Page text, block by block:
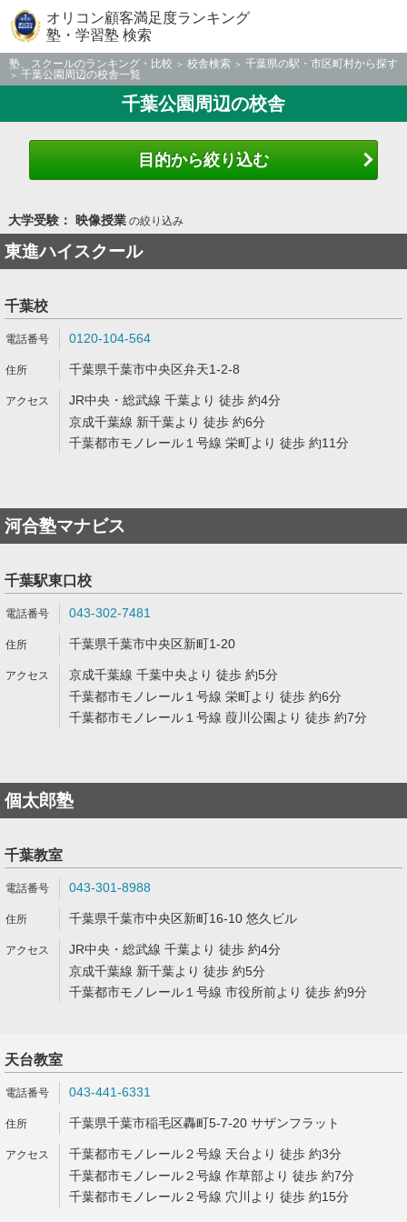
オリコン顧客満足度ランキング
塾・学習塾 検索
塾、スクールのランキング・比較 校舎検索
千葉県の駅・市区町村から探す
千葉公園周辺の校舎一覧
千葉公園周辺の校舎
目的から絞り込む
大学受験： 映像授業の絞り込み
東進ハイスクール
千葉校
0120-104-564
千葉県千葉市中央区弁天1-2-8
JR中央・総武線 千葉より 徒歩 約4分
京成千葉線 新千葉より 徒歩 約6分
千葉都市モノレール１号線 栄町より 徒歩 約11分
河合塾マナビス
千葉駅東口校
043-302-7481
千葉県千葉市中央区新町1-20
京成千葉線 千葉中央より 徒歩 約5分
千葉都市モノレール１号線 栄町より 徒歩 約6分
千葉都市モノレール１号線 葭川公園より 徒歩 約7分
個太郎塾
千葉教室
043-301-8988
千葉県千葉市中央区新町16-10 悠久ビル
JR中央・総武線 千葉より 徒歩 約4分
京成千葉線 新千葉より 徒歩 約5分
千葉都市モノレール１号線 市役所前より 徒歩 約9分
天台教室
043-441-6331
千葉県千葉市稲毛区轟町5-7-20 サザンフラット
千葉都市モノレール２号線 天台より 徒歩 約3分
千葉都市モノレール２号線 作草部より 徒歩 約7分
千葉都市モノレール２号線 穴川より 徒歩 約15分